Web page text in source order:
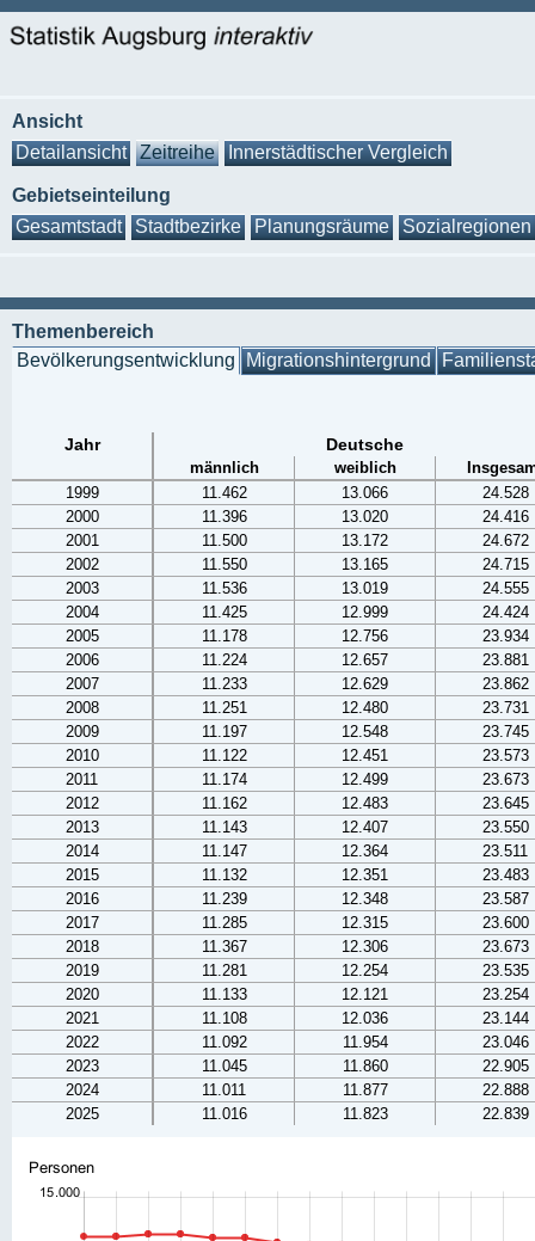
Ansicht
Detailansicht
Zeitreihe Innerstädtischer Vergleich
Gebietseinteilung
Gesamtstadt
Stadtbezirke Planungsräume Sozialregionen
Themenbereich
Bevölkerungsentwicklung Migrationshintergrund
Jahr Deutsche
männlich weiblich
1999
11.462 13.066
24.528
2000
11.396 13.020
24.416
2001
11.500 13.172
24.672
2002
11.550 13.165
24.715
2003
11.536 13.019
24.555
2004
11.425 12.999
24.424
2005
11.178 12.756
23.934
2006
11.224 12.657
23.881
2007
11.233 12.629
23.862
2008
11.251 12.480
23.731
2009
11.197 12.548
23.745
2010
11.122 12.451
23.573
2011
11.174 12.499
23.673
2012
11.162 12.483
23.645
2013
11.143 12.407
23.550
2014
11.147 12.364
23.511
2015
11.132 12.351
23.483
2016
11.239 12.348
23.587
2017
11.285 12.315
23.600
2018
11.367 12.306
23.673
2019
11.281 12.254
23.535
2020
11.133 12.121
23.254
2021
11.108 12.036
23.144
2022
11.092 11.954
23.046
2023
11.045 11.860
22.905
2024
11.011 11.877
22.888
2025
11.016 11.823 22.839